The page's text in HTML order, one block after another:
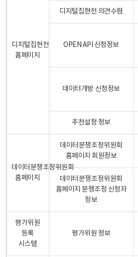
디지털집현전
홈페이지
디지털집현전 의견수렴
OPEN API 신청정보
데이터개방 신청정보
추천설정 정보
데이터분쟁조정위원회
홈페이지
데이터분쟁조정위원회
홈페이지 회원정보
데이터분쟁조정위원회
홈페이지 분쟁조정 신청자
정보
평가위원
등록
시스템
평가위원 정보